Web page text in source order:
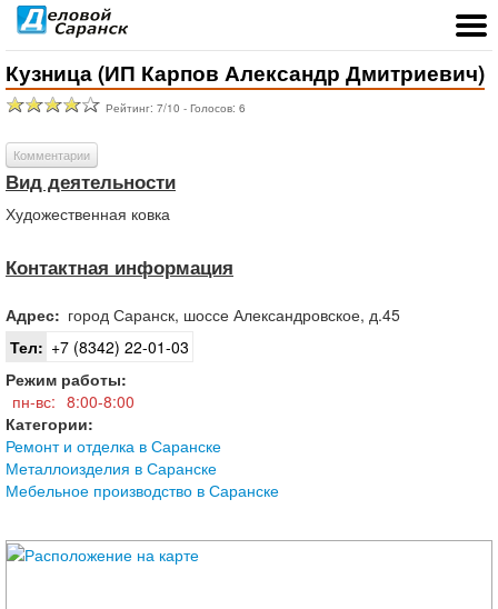
Кузница (ИП Карпов Александр Дмитриевич)
Рейтинг: 7/10 - Голосов: 6
Комментарии
Вид деятельности
Художественная ковка
Контактная информация
Адрес: город Саранск, шоссе Александровское, д.45
Тел: +7 (8342) 22-01-03
Режим работы:
пн-вс: 8:00-8:00
Категории:
Ремонт и отделка в Саранске
Металлоизделия в Саранске
Мебельное производство в Саранске